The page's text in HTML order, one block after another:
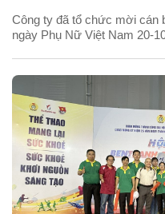
Công ty đã tổ chức mời cán
ngày Phụ Nữ Việt Nam 20-